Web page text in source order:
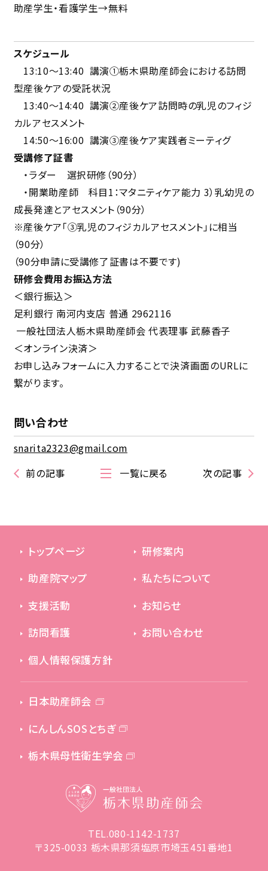
助産学生・看護学生→無料
スケジュール
13:10～13:40 講演①栃木県助産師会における訪問
型産後ケアの受託状況
13:40～14:40 講演②産後ケア訪問時の乳児のフィジ
カルアセスメント
14:50～16:00 講演③産後ケア実践者ミーティグ
受講修了証書
・ラダー 選択研修（90分）
・開業助産師 科目1：マタニティケア能力 3）乳幼児の
成長発達とアセスメント（90分）
※産後ケア「③乳児のフィジカルアセスメント」に相当
（90分）
（90分申請に受講修了証書は不要です)
研修会費用お振込方法
＜銀行振込＞
足利銀行 南河内支店 普通 2962116
一般社団法人栃木県助産師会 代表理事 武藤香子
＜オンライン決済＞
お申し込みフォームに入力することで決済画面のURLに
繋がります。
問い合わせ
snarita2323@gmail.com
前の記事
一覧に戻る 次の記事
トップページ
助産院マップ
支援活動
訪問看護
研修案内
私たちについて
お知らせ
お問い合わせ
個人情報保護方針
日本助産師会
にんしんSOSとちぎ
栃木県母性衛生学会
TEL.080-1142-1737
〒325-0033 栃木県那須塩原市埼玉451番地1